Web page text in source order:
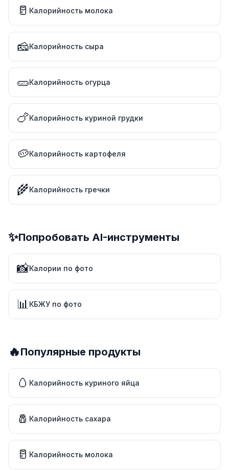
🥛 Калорийность молока
🧀Калорийность сыра
🥒Калорийность огурца
🍗Калорийность куриной грудки
🥔Калорийность картофеля
🌾Калорийность гречки
✨Попробовать AI-инструменты
📸Калории по фото
📊КБЖУ по фото
🔥Популярные продукты
🥚 Калорийность куриного яйца
🧂 Калорийность сахара
🥛 Калорийность молока